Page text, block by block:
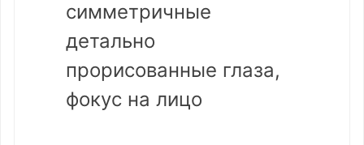
симметричные
детально
прорисованные глаза,
фокус на лицо